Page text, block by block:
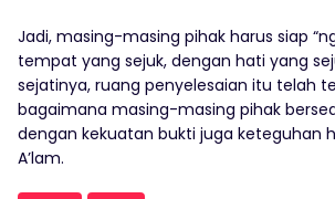
Jadi, masing-masing pihak harus siap
tempat yang sejuk, dengan hati yang
sejatinya, ruang penyelesaian itu telah
bagaimana masing-masing pihak
dengan kekuatan bukti juga keteguhan
A’lam.